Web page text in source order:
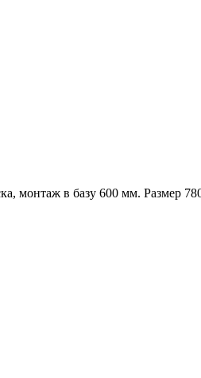
монтаж в базу 600 мм. Размер